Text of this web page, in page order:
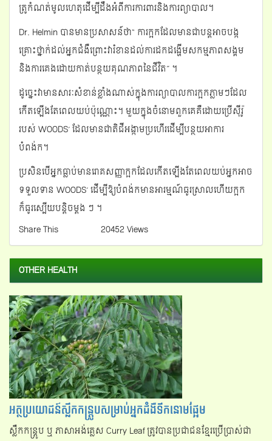
ត្រូកំណត់មូលហេតុដើម្បីដឹងអំពីការការពារនិងការព្យាបាល។
Dr. Helmin បានមានប្រសាសន៍ថា“ ការក្អកដែលមានជាបន្តអាចបង្ក
គ្រោះថ្នាក់ដល់អ្នកជំងឺព្រោះវារំខានដល់ការដកដង្ហើមសកម្មភាពសង្គម
និងការគេងដោយកាត់បន្ថយគុណភាពនៃជីវិត” ។
ដូច្នេះវាមានសារៈសំខាន់ខ្លាំងណាស់ក្នុងការព្យាបាលការក្អកភ្លាមៗដែល
កើតឡើងតែពេលយប់ប៉ុណ្ណោះ។ មួយក្នុងចំនោមពួកគេគឺដោយប្រើស៊ីរ៉ូ
របស់ WOODS’ ដែលមានជាតិ​ជីអង្កាមប្រហើរដើម្បីបន្ថយអាការ
បំពង់ក។
ប្រសិនបើអ្នកធ្លាប់មានរោគសញ្ញាក្អកដែលកើតឡើងតែពេលយប់អ្នកអាច
ទទួលទាន WOODS’ ដើម្បីឱ្យបំពង់កមានអារម្មណ៍ធូរស្រាលហើយក្អក
ក៏ធូរស្បើយបន្តិចម្តង ៗ ។
Share This
20452 Views
OTHER HEALTH
អត្ថប្រយោជន៍ស្លឹកកន្រ្តូបសម្រាប់អ្នកជំងឺទឹកនោមផ្អែម
ស្លឹកកន្រ្តូប ឬ ភាសាអង់គ្លេស Curry Leaf ត្រូវបានប្រជាជនខ្មែរប្រើប្រាស់ជា